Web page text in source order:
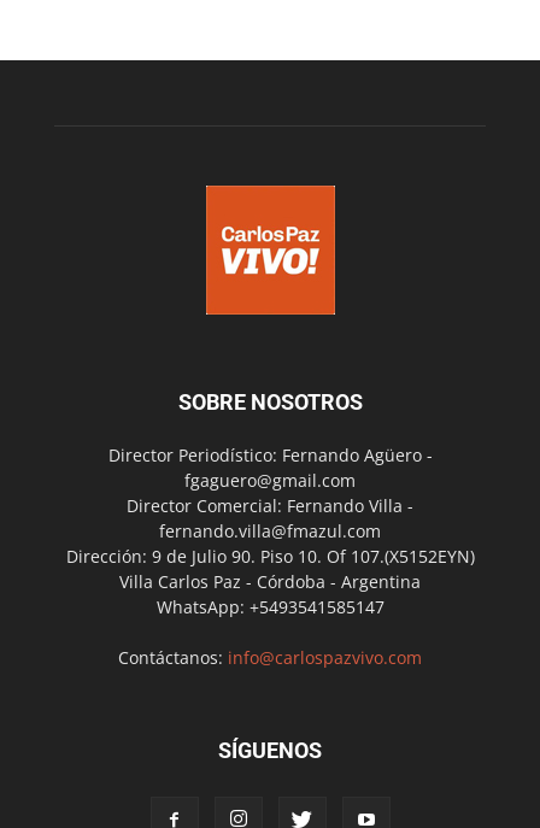
SOBRE NOSOTROS
Director Periodístico: Fernando Agüero -
fgaguero@gmail.com
Director Comercial: Fernando Villa -
fernando.villa@fmazul.com
Dirección: 9 de Julio 90. Piso 10. Of 107.(X5152EYN)
Villa Carlos Paz - Córdoba - Argentina
WhatsApp: +5493541585147
Contáctanos: info@carlospazvivo.com
SÍGUENOS